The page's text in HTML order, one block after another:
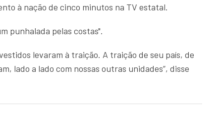
à nação de cinco minutos na TV estatal.
punhalada pelas costas".
levaram à traição. A traição de seu país, de
lado a lado com nossas outras unidades”, disse